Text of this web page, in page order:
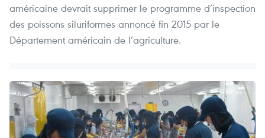
américaine devrait supprimer le programme d’inspection
des poissons siluriformes annoncé fin 2015 par le
Département américain de l’agriculture.